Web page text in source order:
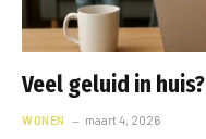
Veel geluid in huis?
WONEN maart 4, 2026